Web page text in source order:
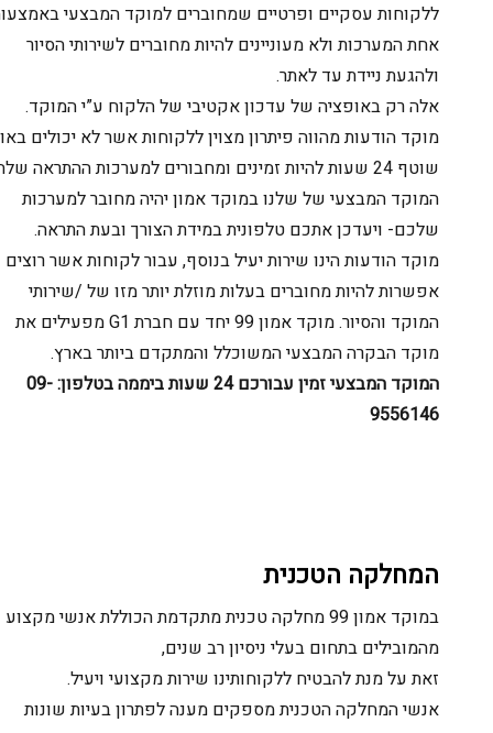
ללקוחות עסקיים ופרטיים שמחוברים למוקד המבצעי באמצעות
אחת המערכות ולא מעוניינים להיות מחוברים לשירותי הסיור
ולהגעת ניידת עד לאתר.
אלה רק באופציה של עדכון אקטיבי של הלקוח ע”י המוקד.
מוקד הודעות מהווה פיתרון מצוין ללקוחות אשר לא יכולים באופן
שוטף 24 שעות להיות זמינים ומחבורים למערכות ההתראה שלהם.
המוקד המבצעי של שלנו במוקד אמון יהיה מחובר למערכות
שלכם- ויעדכן אתכם טלפונית במידת הצורך ובעת התראה.
מוקד הודעות הינו שירות יעיל בנוסף, עבור לקוחות אשר רוצים
אפשרות להיות מחוברים בעלות מוזלת יותר מזו של /שירותי
המוקד והסיור. מוקד אמון 99 יחד עם חברת G1 מפעילים את
מוקד הבקרה המבצעי המשוכלל והמתקדם ביותר בארץ.
המוקד המבצעי זמין עבורכם 24 שעות ביממה בטלפון: 09-
9556146
המחלקה הטכנית
במוקד אמון 99 מחלקה טכנית מתקדמת הכוללת אנשי מקצוע
מהמובילים בתחום בעלי ניסיון רב שנים,
זאת על מנת להבטיח ללקוחותינו שירות מקצועי ויעיל.
אנשי המחלקה הטכנית מספקים מענה לפתרון בעיות שונות